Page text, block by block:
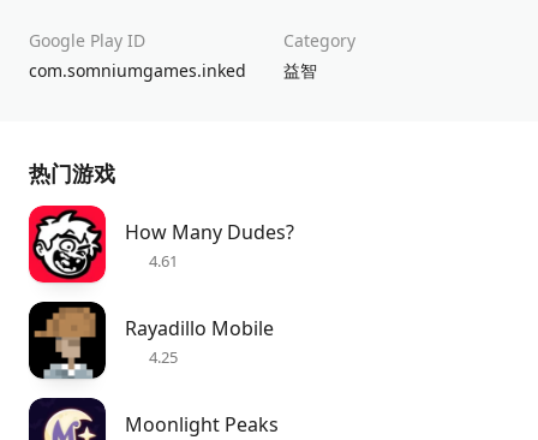
Google Play ID
com.somniumgames.inked
Category
益智
热门游戏
How Many Dudes?
4.61
Rayadillo Mobile
4.25
Moonlight Peaks